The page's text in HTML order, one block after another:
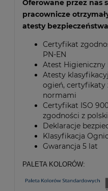
Oferowane przez nas
pracownicze
atesty
Certyfikat
PN-EN
Atest Higieniczny
Atesty
ogień, certyfikaty
normami
Certyfikat ISO
zgodności z
Deklaracje
Klasyfikacja
Gwarancja 5 lat
PALETA KOLORÓW: